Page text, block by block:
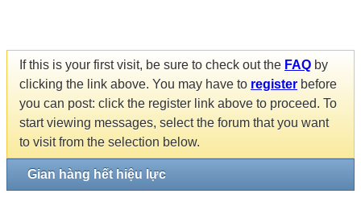
If this is your first visit, be sure to check out the FAQ by
clicking the link above. You may have to register before
you can post: click the register link above to proceed. To
start viewing messages, select the forum that you want
to visit from the selection below.
Gian hàng hết hiệu lực